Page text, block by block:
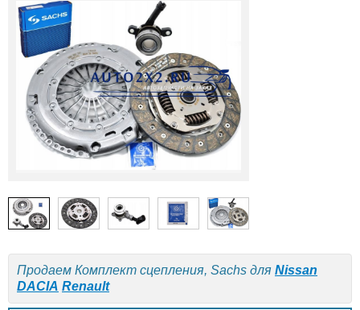
Продаем Комплект сцепления, Sachs для Nissan
DACIA Renault